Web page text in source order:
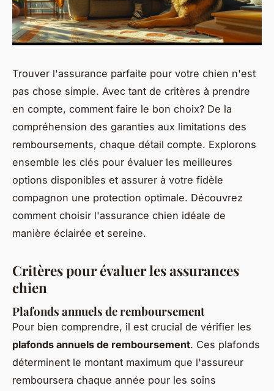
Trouver l'assurance parfaite pour votre chien n'est
pas chose simple. Avec tant de critères à prendre
en compte, comment faire le bon choix? De la
compréhension des garanties aux limitations des
remboursements, chaque détail compte. Explorons
ensemble les clés pour évaluer les meilleures
options disponibles et assurer à votre fidèle
compagnon une protection optimale. Découvrez
comment choisir l'assurance chien idéale de
manière éclairée et sereine.
Critères pour évaluer les assurances
chien
Plafonds annuels de remboursement
Pour bien comprendre, il est crucial de vérifier les
plafonds annuels de remboursement. Ces plafonds
déterminent le montant maximum que l'assureur
remboursera chaque année pour les soins